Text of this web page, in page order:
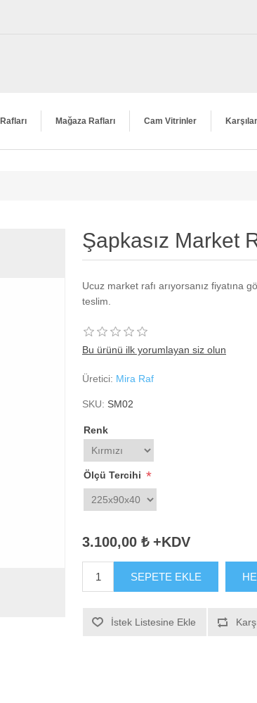
Mağaza Rafları Cam Vitrinler
Şapkasız Market
Ucuz market rafı arıyorsanız fiyatına
teslim.
Bu ürünü ilk yorumlayan siz olun
Üretici: Mira Raf
SKU: SM02
Renk
Ölçü Tercihi *
3.100,00 ₺ +KDV